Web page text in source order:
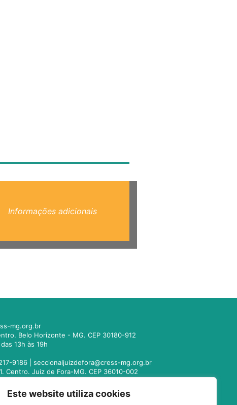
Este website utiliza cookies
Informações adicionais
mg.org.br
Belo Horizonte - MG. CEP 30180-912
13h às 19h
9186 |seccionaljuizdefora@cress-mg.org.br
Centro. Juiz de Fora-MG. CEP 36010-002
13h às 19h
3221-9358 |seccionalmontesclaros@cress-